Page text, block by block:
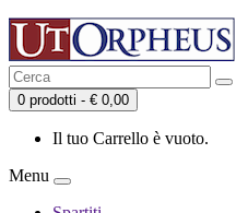
0 prodotti - € 0,00
Il tuo Carrello è vuoto.
Menu